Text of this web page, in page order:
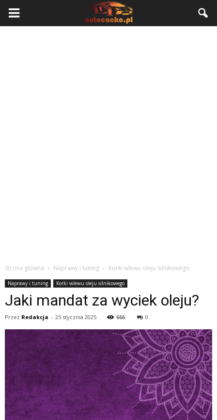
Strona główna Naprawy i tuning Korki wlewu oleju silnikowego
Naprawy i tuning Korki wlewu oleju silnikowego
Jaki mandat za wyciek oleju?
Przez Redakcja - 25 stycznia 2025 666 0